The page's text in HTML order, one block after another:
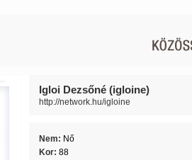
Igloi Dezsőné (igloine)
http://network.hu/igloine
Nem: Nő
Kor: 88